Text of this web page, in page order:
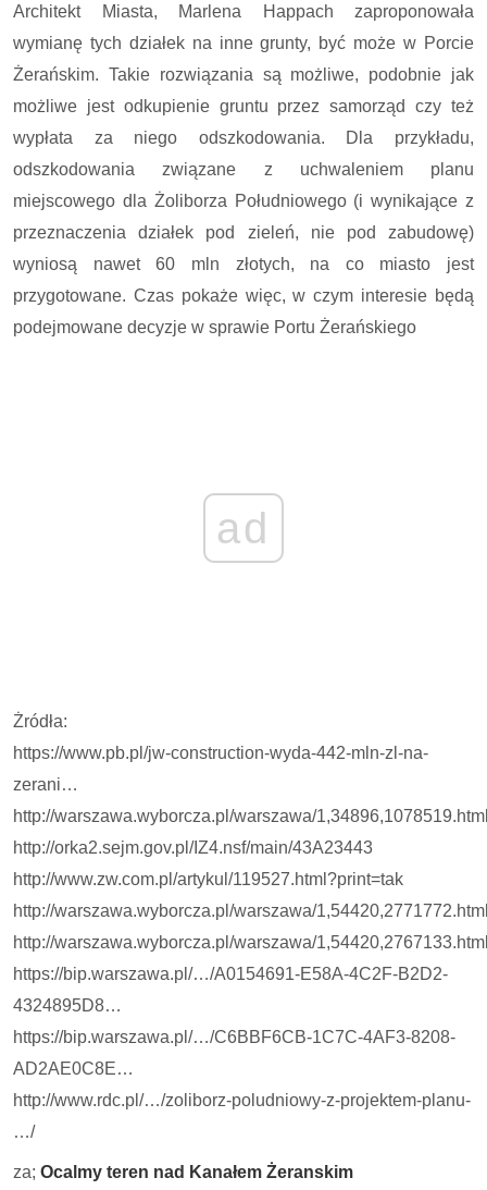
Architekt Miasta, Marlena Happach zaproponowała
wymianę tych działek na inne grunty, być może w Porcie
Żerańskim. Takie rozwiązania są możliwe, podobnie jak
możliwe jest odkupienie gruntu przez samorząd czy też
wypłata za niego odszkodowania. Dla przykładu,
odszkodowania związane z uchwaleniem planu
miejscowego dla Żoliborza Południowego (i wynikające z
przeznaczenia działek pod zieleń, nie pod zabudowę)
wyniosą nawet 60 mln złotych, na co miasto jest
przygotowane. Czas pokaże więc, w czym interesie będą
podejmowane decyzje w sprawie Portu Żerańskiego
ad
Żródła:
https://www.pb.pl/jw-construction-wyda-442-mln-zl-na-
zerani…
http://warszawa.wyborcza.pl/warszawa/
http://orka2.sejm.gov.pl/IZ4.nsf/main/43A23443
http://www.zw.com.pl/artykul/119527.html?print=tak
http://warszawa.wyborcza.pl/warszawa/
http://warszawa.wyborcza.pl/warszawa/
https://bip.warszawa.pl/…/A0154691-E58A-4C2F-B2D2-
4324895D8…
https://bip.warszawa.pl/…/C6BBF6CB-1C7C-4AF3-8208-
AD2AE0C8E…
http://www.rdc.pl/…/zoliborz-poludniowy-z-projektem-planu-
…/
za; Ocalmy teren nad Kanałem Żeranskim